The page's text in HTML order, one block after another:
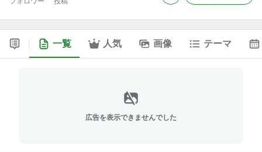
一覧 人気 画像 テーマ
広告を表示できませんでした